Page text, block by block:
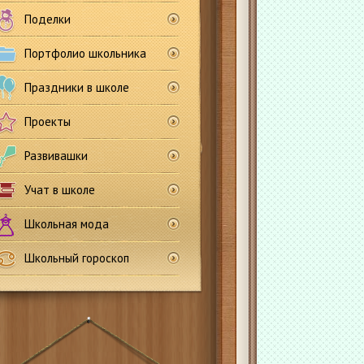
Поделки
Портфолио школьника
Праздники в школе
Проекты
Развивашки
Учат в школе
Школьная мода
Школьный гороскоп